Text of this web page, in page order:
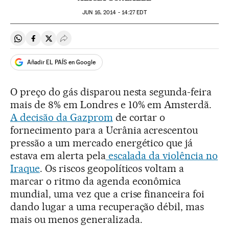
JUN 16, 2014 - 14:27EDT
Compartir en Whatsapp
Compartir en Facebook
Compartir en Twitter
Desplegar Redes Sociales
Añadir EL PAÍS en Google
O preço do gás disparou nesta segunda-feira
mais de 8% em Londres e 10% em Amsterdã.
A decisão da Gazpromde cortar o
fornecimento para a Ucrânia acrescentou
pressão a um mercado energético que já
estava em alerta pelaescalada da violência no
Iraque. Os riscos geopolíticos voltam a
marcar o ritmo da agenda econômica
mundial, uma vez que a crise financeira foi
dando lugar a uma recuperação débil, mas
mais ou menos generalizada.